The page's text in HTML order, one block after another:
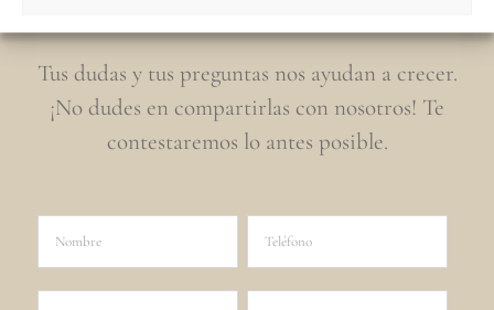
Tus dudas y tus preguntas nos ayudan a crecer.
¡No dudes en compartirlas con nosotros! Te
contestaremos lo antes posible.